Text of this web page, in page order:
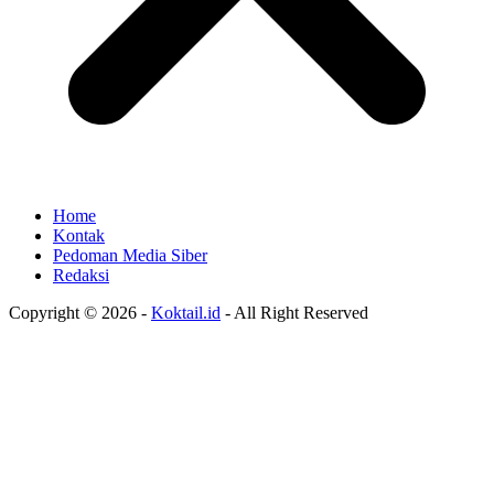
Home
Kontak
Pedoman Media Siber
Redaksi
Copyright © 2026 - Koktail.id - All Right Reserved